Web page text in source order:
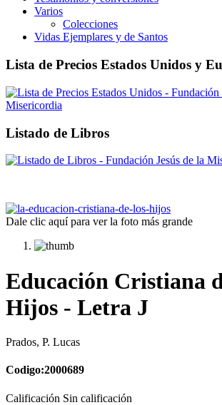
Varios
Colecciones
Vidas Ejemplares y de Santos
Lista de Precios Estados Unidos y
Listado de Libros
Dale clic aquí para ver la foto más grande
Educación Cristiana
Hijos - Letra J
Prados, P. Lucas
Codigo:2000689
Calificación Sin calificación